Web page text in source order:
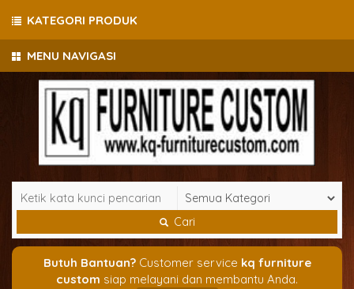
MENU NAVIGASI
Cari
Butuh Bantuan?Customer service kq furniture
custom siap melayani dan membantu Anda.
KATEGORI PRODUK